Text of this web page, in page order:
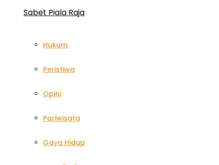
Sabet Piala Raja
Hukum
Peristiwa
Opini
Pariwisata
Gaya Hidup